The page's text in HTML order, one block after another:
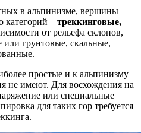
в альпинизме, вершины
категорий – треккинговые,
от рельефа склонов,
грунтовые, скальные,
простые и к альпинизму
не имеют. Для восхождения на
или специальные
для таких гор требуется